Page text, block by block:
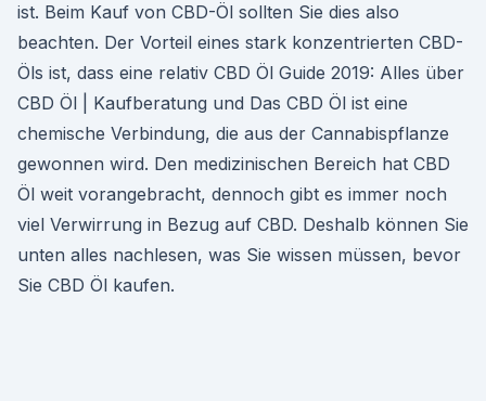
ist. Beim Kauf von CBD-Öl sollten Sie dies also
beachten. Der Vorteil eines stark konzentrierten CBD-
Öls ist, dass eine relativ CBD Öl Guide 2019: Alles über
CBD Öl | Kaufberatung und Das CBD Öl ist eine
chemische Verbindung, die aus der Cannabispflanze
gewonnen wird. Den medizinischen Bereich hat CBD
Öl weit vorangebracht, dennoch gibt es immer noch
viel Verwirrung in Bezug auf CBD. Deshalb können Sie
unten alles nachlesen, was Sie wissen müssen, bevor
Sie CBD Öl kaufen.